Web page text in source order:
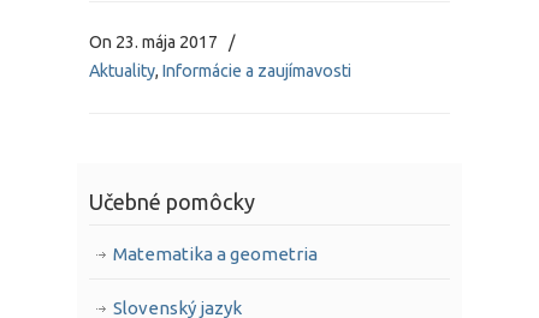
On 23. mája 2017
/
Aktuality, Informácie a zaujímavosti
Učebné pomôcky
Matematika a geometria
Slovenský jazyk